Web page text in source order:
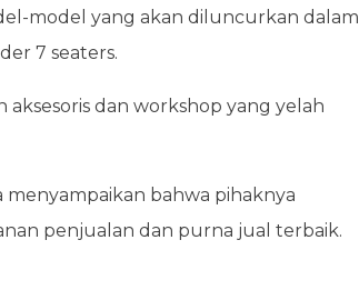
model yang akan diluncurkan dalam
7 seaters.
dan workshop yang yelah
menyampaikan bahwa pihaknya
penjualan dan purna jual terbaik.